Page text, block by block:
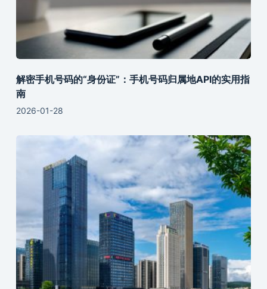
解密手机号码的“身份证”：手机号码归属地API的实用指
南
2026-01-28